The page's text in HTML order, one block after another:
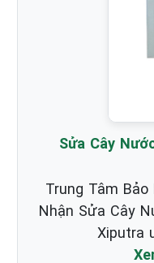
Sửa Cây
Trung Tâm Bảo
Nhận Sửa Cây
Xiputra